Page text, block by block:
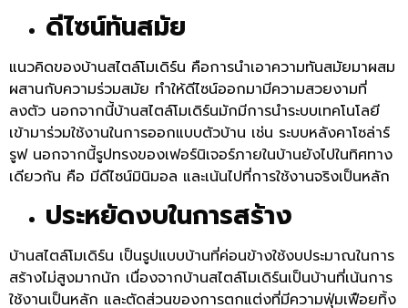
ดีไซน์ทันสมัย
แนวคิดของบ้านสไตล์โมเดิร์น คือการนำเอาความทันสมัยมาผสม
ผสานกับความร่วมสมัย ทำให้ดีไซน์ออกมามีความสวยงามที่
ลงตัว นอกจากนี้บ้านสไตล์โมเดิร์นมักมีการนำระบบเทคโนโลยี
เข้ามาร่วมใช้งานในการออกแบบตัวบ้าน เช่น ระบบหลังคาโซล่าร์
รูฟ นอกจากนี้รูปทรงของเฟอร์นิเจอร์ภายในบ้านยังไปในทิศทาง
เดียวกัน คือ มีดีไซน์มินิมอล และเน้นไปที่การใช้งานจริงเป็นหลัก
ประหยัดงบในการสร้าง
บ้านสไตล์โมเดิร์น เป็นรูปแบบบ้านที่ค่อนข้างใช้งบประมาณในการ
สร้างไม่สูงมากนัก เนื่องจากบ้านสไตล์โมเดิร์นเป็นบ้านที่เน้นการ
ใช้งานเป็นหลัก และตัดส่วนของการตกแต่งที่มีความฟุ่มเฟือยทิ้ง